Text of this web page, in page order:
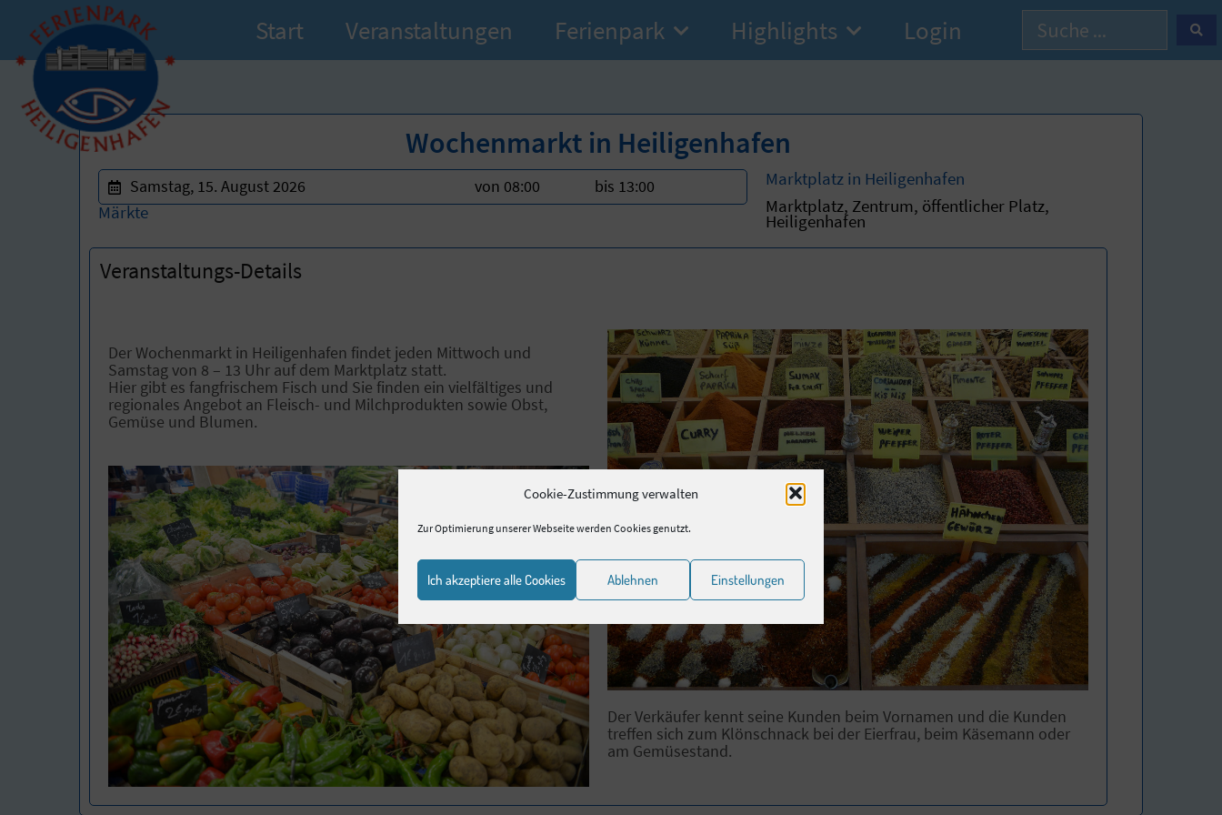
Cookie-Zustimmung verwalten
Zur Optimierung unserer Webseite werden Cookies genutzt.
Ich akzeptiere alle Cookies Ablehnen Einstellungen
Start Veranstaltungen Ferienpark Highlights Login
Wochenmarkt in Heiligenhafen
Samstag, 15. August 2026 von 08:00 bis 13:00
Märkte
Marktplatz in Heiligenhafen
Marktplatz, Zentrum, öffentlicher Platz,
Heiligenhafen
Veranstaltungs-Details
Der Wochenmarkt in Heiligenhafen findet jeden Mittwoch und
Samstag von 8 – 13 Uhr auf dem Marktplatz statt.
Hier gibt es fangfrischem Fisch und Sie finden ein vielfältiges und
regionales Angebot an Fleisch- und Milchprodukten sowie Obst,
Gemüse und Blumen.
Der Verkäufer kennt seine Kunden beim Vornamen und die Kunden
treffen sich zum Klönschnack bei der Eierfrau, beim Käsemann oder
am Gemüsestand.